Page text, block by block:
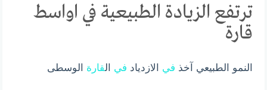
ترتفع الزيادة الطبيعية في اواسط
قارة
النمو الطبيعي آخذ في الازدياد في القارة الوسطى